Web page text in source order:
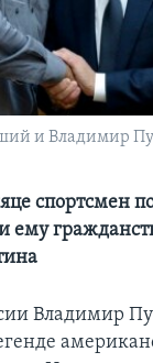
и Владимир
спортсмен
ему
Владимир